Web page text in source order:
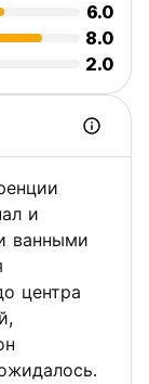
6.0
8.0
2.0
и
ванными
центра